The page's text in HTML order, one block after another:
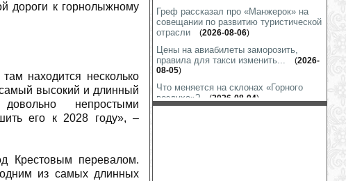
дороги к горнолыжному
находится несколько
высокий и длинный
непростыми
его к 2028 году», –
Крестовым перевалом.
из самых длинных
Греф рассказал про «Манжерок» на
совещании по развитию туристической
отрасли
(2026-08-06)
Цены на авиабилеты заморозить,
правила для такси изменить...
(2026-
08-05)
Что меняется на склонах «Горного
воздуха»?
(2026-08-04)